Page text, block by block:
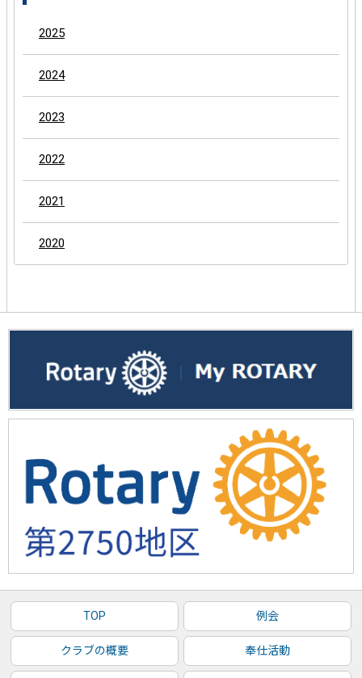
2025
2024
2023
2022
2021
2020
TOP 例会
クラブの概要 奉仕活動